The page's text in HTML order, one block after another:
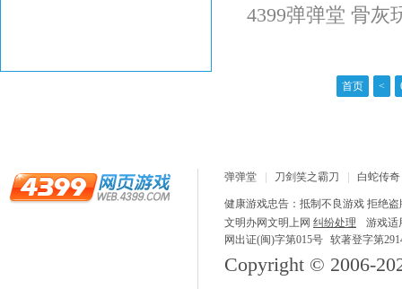
4399弹弹堂 骨灰
首页 <
弹弹堂 刀剑笑之霸刀
白蛇传奇
健康游戏忠告：抵制不良游戏 拒绝
文明办网文明上网 纠纷处理
游戏适
网出证(闽)字第015号 软著登字第
Copyright © 2006-